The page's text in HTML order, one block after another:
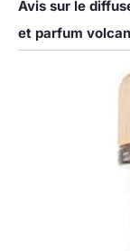
Avis sur le
et parfum volcan